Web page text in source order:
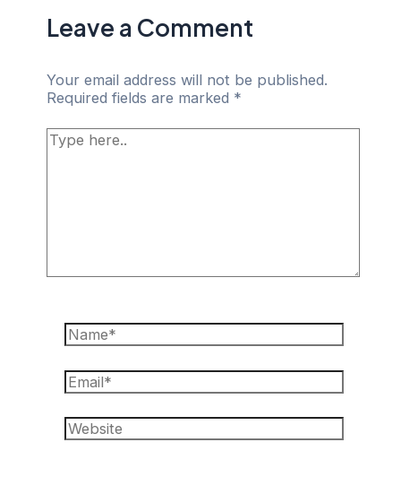
Leave a Comment
Your email address will not be published.
Required fields are marked *
Type
Name*
Email*
Website